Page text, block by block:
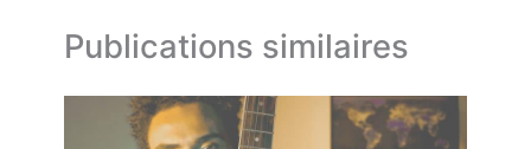
Publications similaires